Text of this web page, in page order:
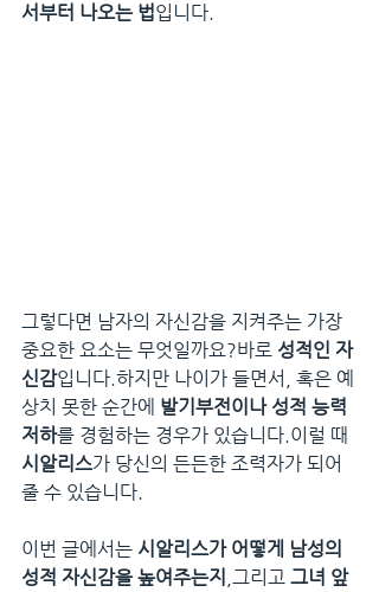
서부터 나오는 법입니다.
그렇다면 남자의 자신감을 지켜주는 가장
중요한 요소는 무엇일까요?바로 성적인 자
신감입니다.하지만 나이가 들면서, 혹은 예
상치 못한 순간에 발기부전이나 성적 능력
저하를 경험하는 경우가 있습니다.이럴 때
시알리스가 당신의 든든한 조력자가 되어
줄 수 있습니다.
이번 글에서는 시알리스가 어떻게 남성의
성적 자신감을 높여주는지 ,그리고 그녀 앞